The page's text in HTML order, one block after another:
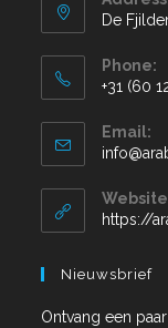
De
Phone:
+31 (60
Email:
https://
Nieuwsbrief
Ontvang een